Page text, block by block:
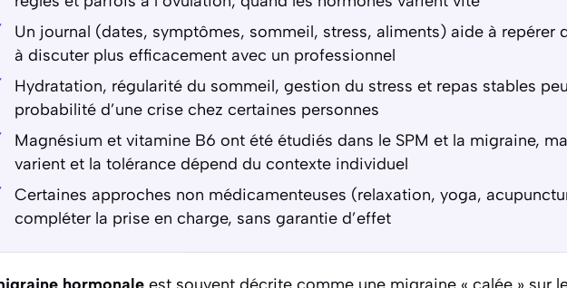
Un journal (dates, symptômes, sommeil, stress, aliments) aide à repérer
à discuter plus efficacement avec un professionnel
Hydratation, régularité du sommeil, gestion du stress et repas stables
probabilité d’une crise chez certaines personnes
Magnésium et vitamine B6 ont été étudiés dans le SPM et la migraine,
varient et la tolérance dépend du contexte individuel
Certaines approches non médicamenteuses (relaxation, yoga,
compléter la prise en charge, sans garantie d’effet
hormonale est souvent décrite comme une migraine « calée » sur